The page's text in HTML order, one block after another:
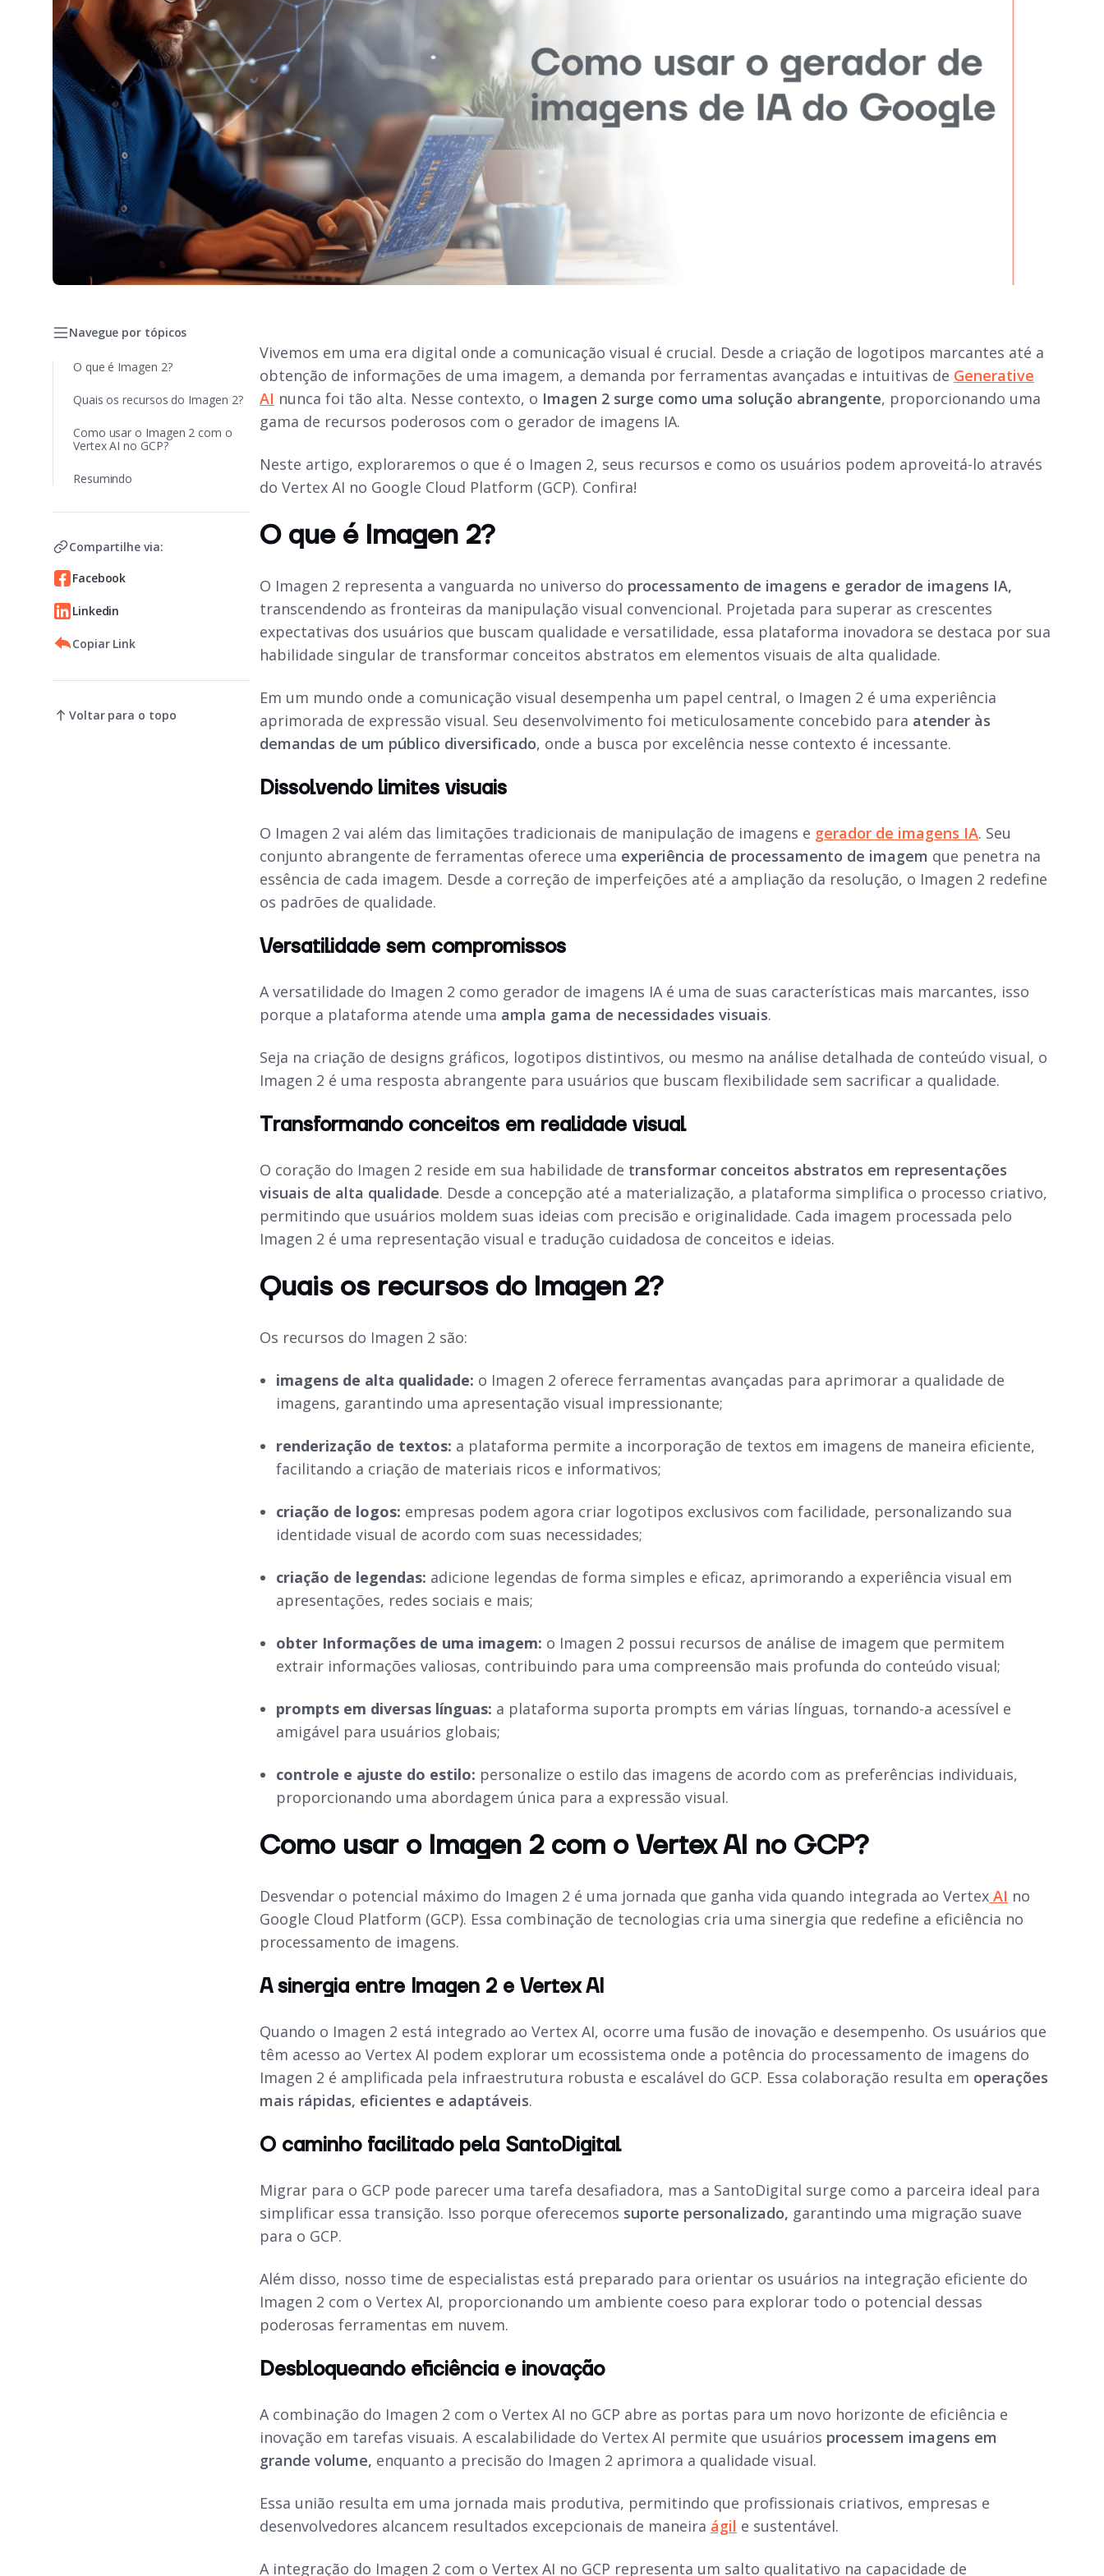
Navegue por tópicos
O que é Imagen 2?
Quais os recursos do Imagen 2?
Como usar o Imagen 2 com o
Vertex AI no GCP?
Resumindo
Compartilhe via:
Facebook
Linkedin
Copiar Link
Voltar para o topo
Vivemos em uma era digital onde a comunicação visual é crucial. Desde a criação de logotipos marcantes até a
obtenção de informações de uma imagem, a demanda por ferramentas avançadas e intuitivas de Generative
AI nunca foi tão alta. Nesse contexto, o Imagen 2 surge como uma solução abrangente, proporcionando uma
gama de recursos poderosos com o gerador de imagens IA.
Neste artigo, exploraremos o que é o Imagen 2, seus recursos e como os usuários podem aproveitá-lo através
do Vertex AI no Google Cloud Platform (GCP). Confira!
O que é Imagen 2?
O Imagen 2 representa a vanguarda no universo do processamento de imagens e gerador de imagens IA,
transcendendo as fronteiras da manipulação visual convencional. Projetada para superar as crescentes
expectativas dos usuários que buscam qualidade e versatilidade, essa plataforma inovadora se destaca por sua
habilidade singular de transformar conceitos abstratos em elementos visuais de alta qualidade.
Em um mundo onde a comunicação visual desempenha um papel central, o Imagen 2 é uma experiência
aprimorada de expressão visual. Seu desenvolvimento foi meticulosamente concebido para atender às
demandas de um público diversificado, onde a busca por excelência nesse contexto é incessante.
Dissolvendo limites visuais
O Imagen 2 vai além das limitações tradicionais de manipulação de imagens e gerador de imagens IA. Seu
conjunto abrangente de ferramentas oferece uma experiência de processamento de imagem que penetra na
essência de cada imagem. Desde a correção de imperfeições até a ampliação da resolução, o Imagen 2 redefine
os padrões de qualidade.
Versatilidade sem compromissos
A versatilidade do Imagen 2 como gerador de imagens IA é uma de suas características mais marcantes, isso
porque a plataforma atende uma ampla gama de necessidades visuais.
Seja na criação de designs gráficos, logotipos distintivos, ou mesmo na análise detalhada de conteúdo visual, o
Imagen 2 é uma resposta abrangente para usuários que buscam flexibilidade sem sacrificar a qualidade.
Transformando conceitos em realidade visual
O coração do Imagen 2 reside em sua habilidade de transformar conceitos abstratos em representações
visuais de alta qualidade. Desde a concepção até a materialização, a plataforma simplifica o processo criativo,
permitindo que usuários moldem suas ideias com precisão e originalidade. Cada imagem processada pelo
Imagen 2 é uma representação visual e tradução cuidadosa de conceitos e ideias.
Quais os recursos do Imagen 2?
Os recursos do Imagen 2 são:
imagens de alta qualidade: o Imagen 2 oferece ferramentas avançadas para aprimorar a qualidade de
imagens, garantindo uma apresentação visual impressionante;
renderização de textos: a plataforma permite a incorporação de textos em imagens de maneira eficiente,
facilitando a criação de materiais ricos e informativos;
criação de logos: empresas podem agora criar logotipos exclusivos com facilidade, personalizando sua
identidade visual de acordo com suas necessidades;
criação de legendas: adicione legendas de forma simples e eficaz, aprimorando a experiência visual em
apresentações, redes sociais e mais;
obter Informações de uma imagem: o Imagen 2 possui recursos de análise de imagem que permitem
extrair informações valiosas, contribuindo para uma compreensão mais profunda do conteúdo visual;
prompts em diversas línguas: a plataforma suporta prompts em várias línguas, tornando-a acessível e
amigável para usuários globais;
controle e ajuste do estilo: personalize o estilo das imagens de acordo com as preferências individuais,
proporcionando uma abordagem única para a expressão visual.
Como usar o Imagen 2 com o Vertex AI no GCP?
Desvendar o potencial máximo do Imagen 2 é uma jornada que ganha vida quando integrada ao Vertex AI no
Google Cloud Platform (GCP). Essa combinação de tecnologias cria uma sinergia que redefine a eficiência no
processamento de imagens.
A sinergia entre Imagen 2 e Vertex AI
Quando o Imagen 2 está integrado ao Vertex AI, ocorre uma fusão de inovação e desempenho. Os usuários que
têm acesso ao Vertex AI podem explorar um ecossistema onde a potência do processamento de imagens do
Imagen 2 é amplificada pela infraestrutura robusta e escalável do GCP. Essa colaboração resulta em operações
mais rápidas, eficientes e adaptáveis.
O caminho facilitado pela SantoDigital
Migrar para o GCP pode parecer uma tarefa desafiadora, mas a SantoDigital surge como a parceira ideal para
simplificar essa transição. Isso porque oferecemos suporte personalizado, garantindo uma migração suave
para o GCP.
Além disso, nosso time de especialistas está preparado para orientar os usuários na integração eficiente do
Imagen 2 com o Vertex AI, proporcionando um ambiente coeso para explorar todo o potencial dessas
poderosas ferramentas em nuvem.
Desbloqueando eficiência e inovação
A combinação do Imagen 2 com o Vertex AI no GCP abre as portas para um novo horizonte de eficiência e
inovação em tarefas visuais. A escalabilidade do Vertex AI permite que usuários processem imagens em
grande volume, enquanto a precisão do Imagen 2 aprimora a qualidade visual.
Essa união resulta em uma jornada mais produtiva, permitindo que profissionais criativos, empresas e
desenvolvedores alcancem resultados excepcionais de maneira ágil e sustentável.
A integração do Imagen 2 com o Vertex AI no GCP representa um salto qualitativo na capacidade de